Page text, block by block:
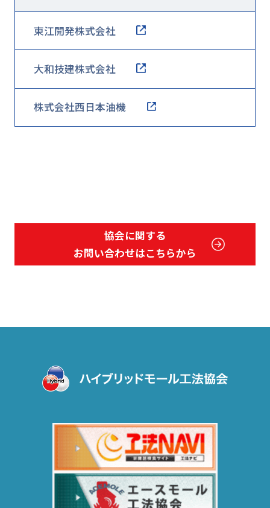
東江開発株式会社
大和技建株式会社
株式会社西日本油機
協会に関する
お問い合わせはこちらから